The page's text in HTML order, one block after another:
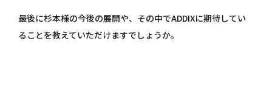
最後に杉本様の今後の展開や、その中でADDIXに期待してい
ることを教えていただけますでしょうか。